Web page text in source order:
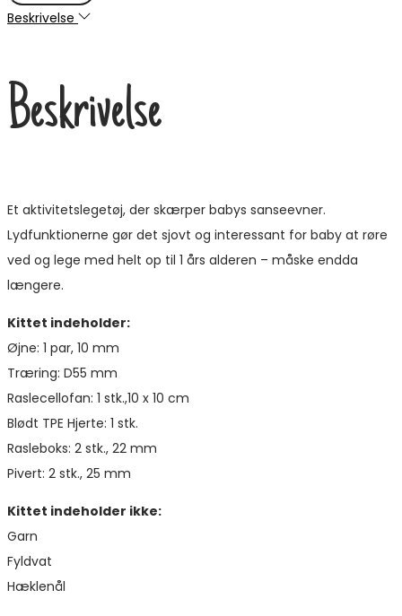
Beskrivelse
Beskrivelse
Et aktivitetslegetøj, der skærper babys sanseevner.
Lydfunktionerne gør det sjovt og interessant for baby at røre
ved og lege med helt op til 1 års alderen – måske endda
længere.
Kittet indeholder:
Øjne: 1 par, 10 mm
Træring: D55 mm
Raslecellofan: 1 stk.,10 x 10 cm
Blødt TPE Hjerte: 1 stk.
Rasleboks: 2 stk., 22 mm
Pivert: 2 stk., 25 mm
Kittet indeholder ikke:
Garn
Fyldvat
Hæklenål